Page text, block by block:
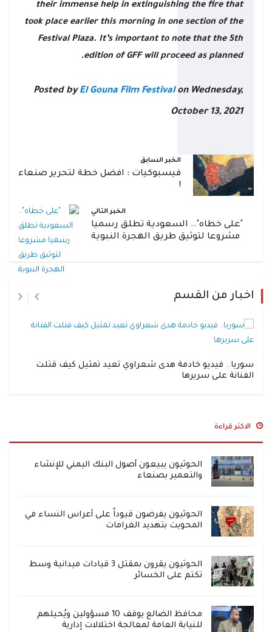
their immense help in extinguishing the fire that
took place earlier this morning in one section of the
Festival Plaza. It’s important to note that the 5th
edition of GFF will proceed as planned.
Posted byEl Gouna Film Festivalon Wednesday,
October 13, 2021
الخبر السابق
فيسبوكيات : افضل خطة لتحرير صنعاء
!
الخبر التالي
"على خطاه".. السعودية تطلق رسميا
مشروعا لتوثيق طريق الهجرة النبوية
اخبار من القسم
سوريا.. فيديو خادمة هدى شعراوي تعيد تمثيل كيف قتلت
الفنانة على سريرها
الاكثر قراءة
الحوثيون يبيعون أصول البنك اليمني للإنشاء
والتعمير بصنعاء
الحوثيون يفرضون قيوداً على أعراس النساء في
المحويت بتهديد الغرامات
الحوثيون يقرون بمقتل 3 قيادات ميدانية وسط
تكتم على الخسائر
محافظ الضالع يوقف 10 مسؤولين ويُحيلهم
للنيابة العامة لمعالجة اختلالات إدارية